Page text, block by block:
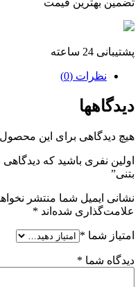
پشتیبانی 24 ساعته
نظرات (0)
دیدگاهها
هیچ دیدگاهی برای این
اولین نفری باشید که
بتنی”
نشانی ایمیل شما منتشر
علامت‌گذاری شده‌اند *
امتیاز شما *
دیدگاه شما *